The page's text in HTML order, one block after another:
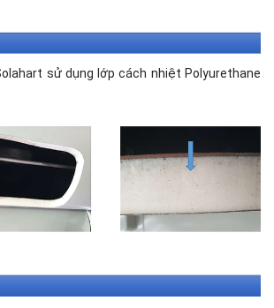
sử dụng lớp cách nhiệt Polyurethane